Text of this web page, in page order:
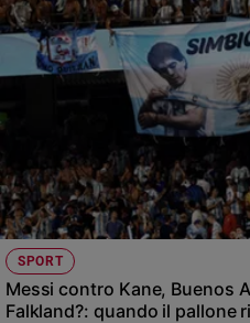
Devozione
e
fede
Parola
del
giorno
Società
e
valori
SPORT
Messi contro Kane, Buenos
Falkland?: quando il pallone